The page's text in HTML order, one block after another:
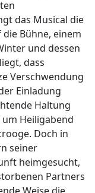
das Musical die
Bühne, einem
und dessen
dass
Verschwendung
Einladung
Haltung
Heiligabend
Doch in
seiner
heimgesucht,
Partners